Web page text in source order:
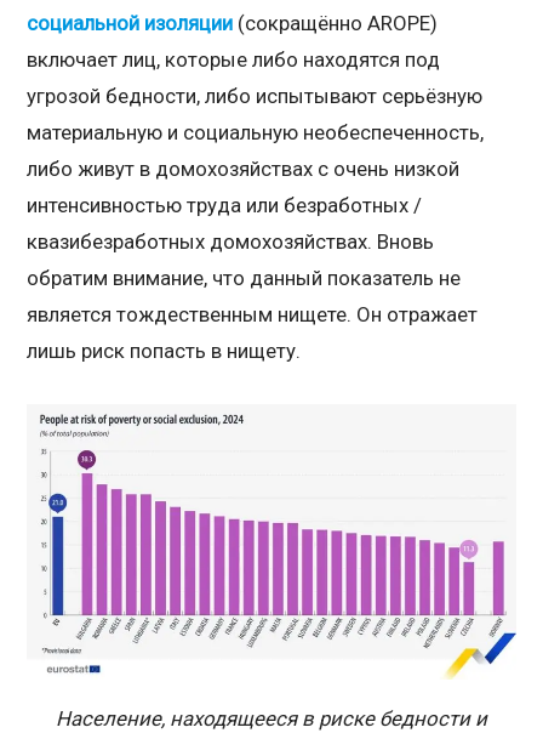
социальной изоляции (сокращённо AROPE)
включает лиц, которые либо находятся под
угрозой бедности, либо испытывают серьёзную
материальную и социальную необеспеченность,
либо живут в домохозяйствах с очень низкой
интенсивностью труда или безработных /
квазибезработных домохозяйствах. Вновь
обратим внимание, что данный показатель не
является тождественным нищете. Он отражает
лишь риск попасть в нищету.
Население, находящееся в риске бедности и